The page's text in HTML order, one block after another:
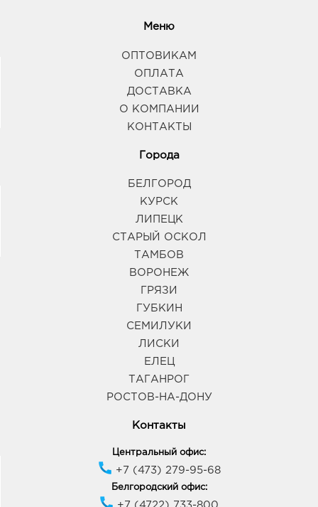
Меню
ОПТОВИКАМ
ОПЛАТА
ДОСТАВКА
О КОМПАНИИ
КОНТАКТЫ
Города
БЕЛГОРОД
КУРСК
ЛИПЕЦК
СТАРЫЙ ОСКОЛ
ТАМБОВ
ВОРОНЕЖ
ГРЯЗИ
ГУБКИН
СЕМИЛУКИ
ЛИСКИ
ЕЛЕЦ
ТАГАНРОГ
РОСТОВ-НА-ДОНУ
Контакты
Центральный офис:
+7 (473) 279-95-68
Белгородский офис:
+7 (4722) 733-800